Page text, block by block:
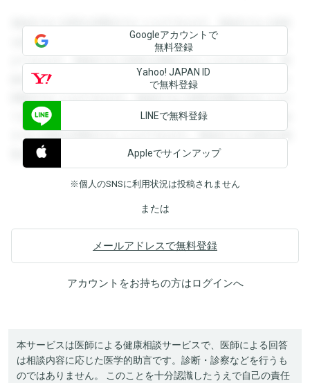
登録すると回答を閲覧することができます。登録すると回答
を閲覧することができます。登録すると回答を閲覧すること
ができます。登録すると回答を閲覧することができます。登
録すると回答を閲覧することができます。登録すると回答を
閲覧することができます。登録すると回答を閲覧することが
できます。登録すると回答を閲覧することができます。登録
すると回答を閲覧することができます。登録すると回答を閲
覧することができます。
Googleアカウントで
無料登録
Yahoo! JAPAN ID
で無料登録
LINEで無料登録
Appleでサインアップ
※個人のSNSに利用状況は投稿されません
または
メールアドレスで無料登録
アカウントをお持ちの方はログインへ
本サービスは医師による健康相談サービスで、医師による回答
は相談内容に応じた医学的助言です。診断・診察などを行うも
のではありません。 このことを十分認識したうえで自己の責任